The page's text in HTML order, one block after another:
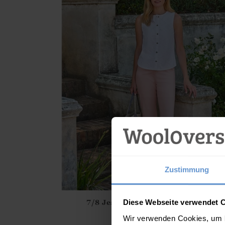
Zustimmung
Diese Webseite verwendet
Wir verwenden Cookies,
?? ""
7/8 Jeans in lockerer Passform